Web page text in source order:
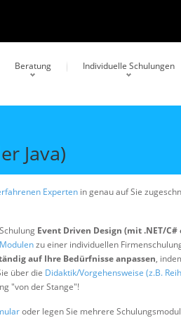
Beratung Individuelle Schulungen
Java)
Experten in genau auf Sie
Event Driven Design (mit .NET/C#
zu einer individuellen
auf Ihre Bedürfnisse anpassen,
über die Didaktik/Vorgehensweise (z.B.
"von der Stange"!
oder legen Sie mehrere